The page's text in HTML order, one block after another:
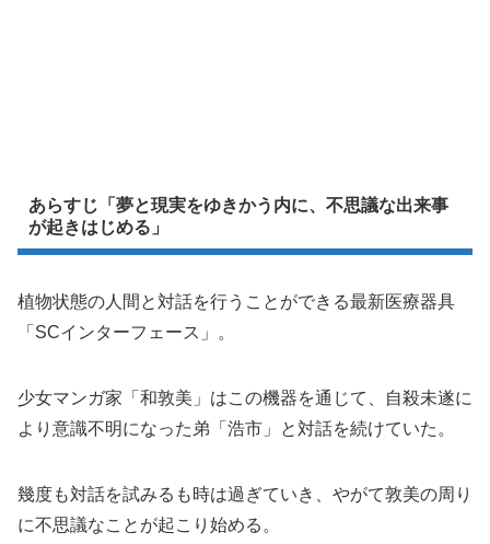
あらすじ「夢と現実をゆきかう内に、不思議な出来事
が起きはじめる」
植物状態の人間と対話を行うことができる最新医療器具
「SCインターフェース」。
少女マンガ家「和敦美」はこの機器を通じて、自殺未遂に
より意識不明になった弟「浩市」と対話を続けていた。
幾度も対話を試みるも時は過ぎていき、やがて敦美の周り
に不思議なことが起こり始める。